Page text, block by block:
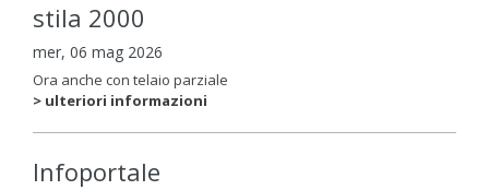
stila 2000
mer, 06 mag 2026
Ora anche con telaio parziale
> ulteriori informazioni
Infoportale